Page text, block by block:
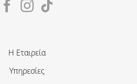
Η Εταιρεία
Υπηρεσίες